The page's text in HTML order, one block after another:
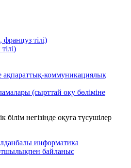
француз тілі)
коммуникациялық
(сырттай оқу бөліміне
білім негізінде оқуға түсушілер
информатика
байланыс